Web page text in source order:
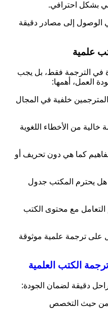
بشكل احترافي.
الوصول إلى مصادر دقيقة
علمية
في الترجمة فقط، بل يجب
العمل، أهمها:
خلفية في المجال
خالية من الأخطاء اللغوية
كما هي دون تحريف أو
هل يحترم المكتب جدول
التعامل مع محتوى الكتب
ترجمة علمية موثوقة
الكتب العلمية
دقيقة لضمان الجودة:
من حيث التخصص